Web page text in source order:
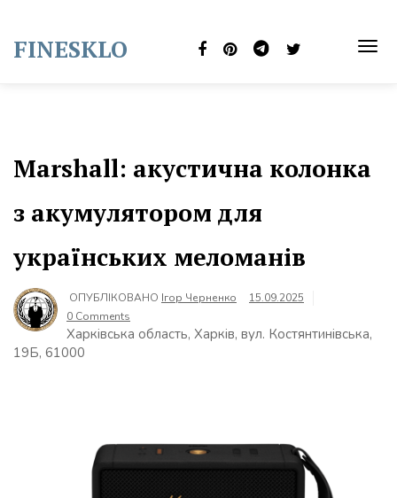
content
FINESKLO
Marshall: акустична колонка
з акумулятором для
українських меломанів
ОПУБЛІКОВАНО Ігор Черненко
15.09.2025
0 Comments
Харківська область, Харків, вул. Костянтинівська,
19Б, 61000